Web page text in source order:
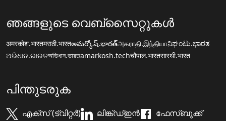
ഞങ്ങളുടെ വെബ്സൈറ്റുകൾ
अमरकोश.भारतमराठी.भारतఅమర్కోష్.భారత్அகராதி.இந்தியாನಿಘಂಟು.ಭಾರತ
ଅଭିଧାନ.ଭାରତঅভিধান.ভারতamarkosh.techचौपाल.भारतसारथी.भारत
പിന്തുടരുക
എക്സ് (ട്വിറ്റർ) ലിങ്ക്ഡ്ഇൻ ഫേസ്ബുക്ക്